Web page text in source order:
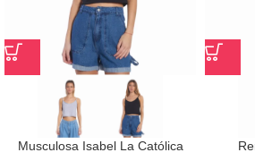
Musculosa Isabel La Católica